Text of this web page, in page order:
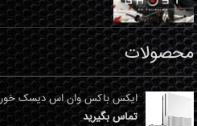
محصولات
ایکس باکس وان اس دیسک خور
تماس بگیرید